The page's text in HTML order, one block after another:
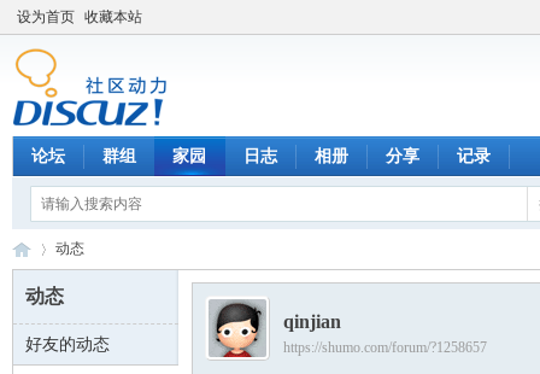
设为首页 收藏本站
论坛 群组 家园 日志 相册 分享 记录
数 ›
动态
动态
好友的动态
qinjian
https://shumo.com/forum/?1258657